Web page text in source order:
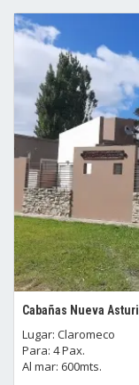
Cabañas Nueva Asturi
Lugar: Claromeco
Para: 4 Pax.
Al mar: 600mts.